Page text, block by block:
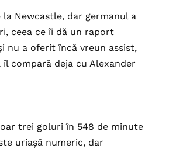
Newcastle, dar germanul a
ceea ce îi dă un raport
nu a oferit încă vreun assist,
compară deja cu Alexander
trei goluri în 548 de minute
uriașă numeric, dar